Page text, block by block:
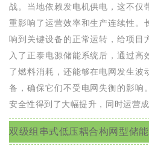
战。当地依赖发电机供电，这不仅
重影响了运营效率和生产连续性。
响到关键设备的正常运转，给项目
入了正泰电源储能系统后，通过高
了燃料消耗，还能够在电网发生波
备，确保它们不受电网失衡的影响
安全性得到了大幅提升，同时运营
双级组串式低压耦合构网型储